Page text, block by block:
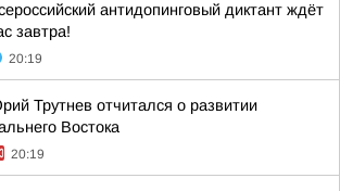
антидопинговый диктант ждёт
завтра!
20:19
Трутнев отчитался о развитии
Востока
20:19